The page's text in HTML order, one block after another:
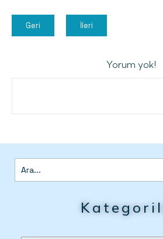
Geri İleri
Yorum yok!